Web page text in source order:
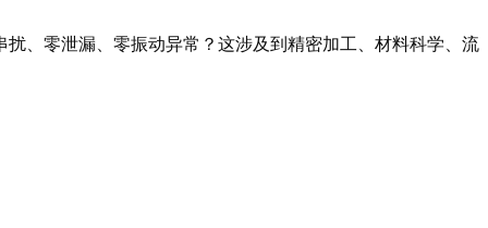
、零泄漏、零振动异常？这涉及到精密加工、材料科学、流